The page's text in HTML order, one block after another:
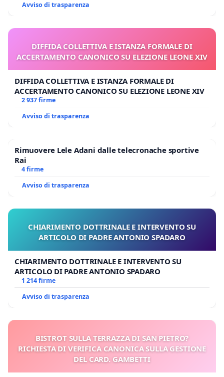
Avviso di trasparenza
DIFFIDA COLLETTIVA E ISTANZA FORMALE DI
ACCERTAMENTO CANONICO SU ELEZIONE LEONE XIV
DIFFIDA COLLETTIVA E ISTANZA FORMALE DI
ACCERTAMENTO CANONICO SU ELEZIONE LEONE XIV
2 937 firme
Avviso di trasparenza
Rimuovere Lele Adani dalle telecronache sportive
Rai
4 firme
Avviso di trasparenza
CHIARIMENTO DOTTRINALE E INTERVENTO SU
ARTICOLO DI PADRE ANTONIO SPADARO
CHIARIMENTO DOTTRINALE E INTERVENTO SU
ARTICOLO DI PADRE ANTONIO SPADARO
1 214 firme
Avviso di trasparenza
BISTROT SULLA TERRAZZA DI SAN PIETRO?
RICHIESTA DI VERIFICA CANONICA SULLA GESTIONE
DEL CARD. GAMBETTI